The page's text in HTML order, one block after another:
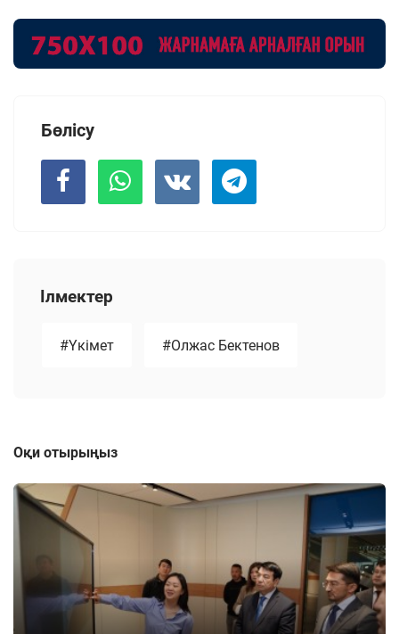
Бөлісу
Ілмектер
#Үкімет #Олжас Бектенов
Оқи отырыңыз